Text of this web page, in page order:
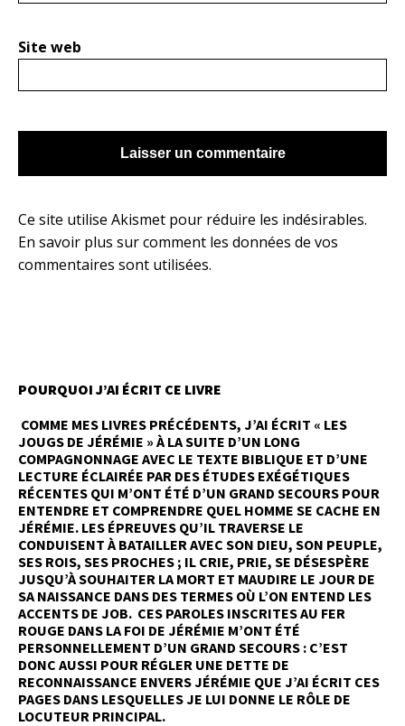
Site web
Ce site utilise Akismet pour réduire les indésirables.
En savoir plus sur comment les données de vos
commentaires sont utilisées.
POURQUOI J’AI ÉCRIT CE LIVRE
COMME MES LIVRES PRÉCÉDENTS, J’AI ÉCRIT « LES
JOUGS DE JÉRÉMIE » À LA SUITE D’UN LONG
COMPAGNONNAGE AVEC LE TEXTE BIBLIQUE ET D’UNE
LECTURE ÉCLAIRÉE PAR DES ÉTUDES EXÉGÉTIQUES
RÉCENTES QUI M’ONT ÉTÉ D’UN GRAND SECOURS POUR
ENTENDRE ET COMPRENDRE QUEL HOMME SE CACHE EN
JÉRÉMIE. LES ÉPREUVES QU’IL TRAVERSE LE
CONDUISENT À BATAILLER AVEC SON DIEU, SON PEUPLE,
SES ROIS, SES PROCHES ; IL CRIE, PRIE, SE DÉSESPÈRE
JUSQU’À SOUHAITER LA MORT ET MAUDIRE LE JOUR DE
SA NAISSANCE DANS DES TERMES OÙ L’ON ENTEND LES
ACCENTS DE JOB. CES PAROLES INSCRITES AU FER
ROUGE DANS LA FOI DE JÉRÉMIE M’ONT ÉTÉ
PERSONNELLEMENT D’UN GRAND SECOURS : C’EST
DONC AUSSI POUR RÉGLER UNE DETTE DE
RECONNAISSANCE ENVERS JÉRÉMIE QUE J’AI ÉCRIT CES
PAGES DANS LESQUELLES JE LUI DONNE LE RÔLE DE
LOCUTEUR PRINCIPAL.